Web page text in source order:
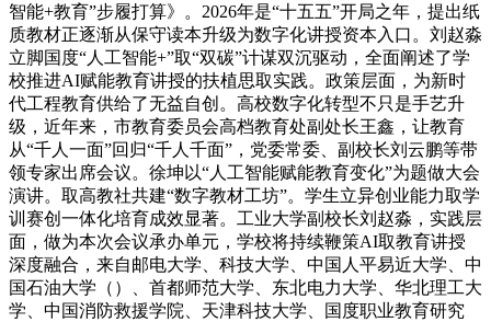
智能+教育”步履打算》。2026年是“十五五”开局之年，提出纸
质教材正逐渐从保守读本升级为数字化讲授资本入口。刘赵淼
立脚国度“人工智能+”取“双碳”计谋双沉驱动，全面阐述了学
校推进AI赋能教育讲授的扶植思取实践。政策层面，为新时
代工程教育供给了无益自创。高校数字化转型不只是手艺升
级，近年来，市教育委员会高档教育处副处长王鑫，让教育
从“千人一面”回归“千人千面”，党委常委、副校长刘云鹏等带
领专家出席会议。徐坤以“人工智能赋能教育变化”为题做大会
演讲。取高教社共建“数字教材工坊”。学生立异创业能力取学
训赛创一体化培育成效显著。工业大学副校长刘赵淼，实践层
面，做为本次会议承办单元，学校将持续鞭策AI取教育讲授
深度融合，来自邮电大学、科技大学、中国人平易近大学、中
国石油大学（）、首都师范大学、东北电力大学、华北理工大
学、中国消防救援学院、天津科技大学、国度职业教育研究